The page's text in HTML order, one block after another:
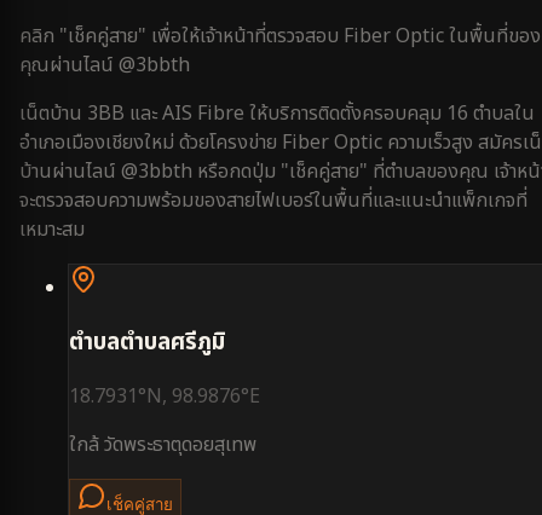
คลิก "เช็คคู่สาย" เพื่อให้เจ้าหน้าที่ตรวจสอบ Fiber Optic ในพื้นที่ของ
คุณผ่านไลน์ @3bbth
เน็ตบ้าน 3BB และ AIS Fibre ให้บริการติดตั้งครอบคลุม 16 ตำบลใน
อำเภอเมืองเชียงใหม่ ด้วยโครงข่าย Fiber Optic ความเร็วสูง สมัครเ
บ้านผ่านไลน์ @3bbth หรือกดปุ่ม "เช็คคู่สาย" ที่ตำบลของคุณ เจ้าห
จะตรวจสอบความพร้อมของสายไฟเบอร์ในพื้นที่และแนะนำแพ็กเกจที่
เหมาะสม
ตำบลตำบลศรีภูมิ
18.7931°N, 98.9876°E
ใกล้วัดพระธาตุดอยสุเทพ
เช็คคู่สาย